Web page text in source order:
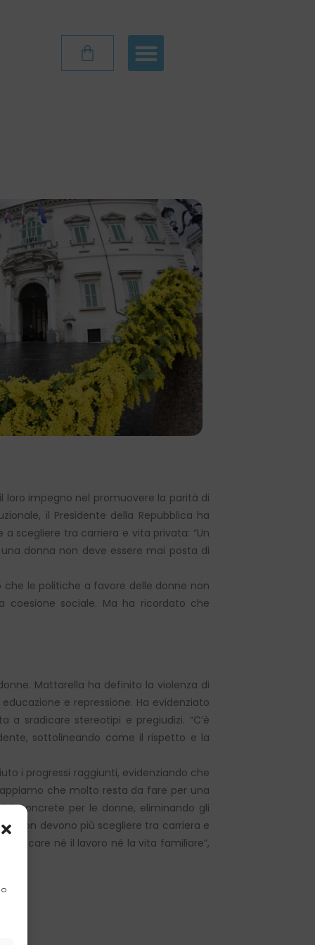
loro impegno nel promuovere la parità di
il Presidente della Repubblica ha
scegliere tra carriera e vita privata: “Un
donna non deve essere mai posta di
le politiche a favore delle donne non
coesione sociale. Ma ha ricordato che
Mattarella ha definito la violenza di
e repressione. Ha evidenziato
sradicare stereotipi e pregiudizi. “C’è
sottolineando come il rispetto e la
i progressi raggiunti, evidenziando che
che molto resta da fare per una
concrete per le donne, eliminando gli
non devono più scegliere tra carriera e
né il lavoro né la vita familiare”,